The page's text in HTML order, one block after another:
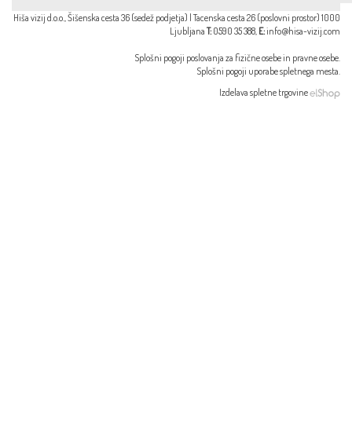
Hiša vizij d.o.o., Šišenska cesta 36 (sedež podjetja) | Tacenska cesta 26 (poslovni prostor) 1000
Ljubljana T: 0590 35 388, E:info@hisa-vizij.com
Splošni pogoji poslovanja za fizične osebein pravne osebe.
Splošni pogoji uporabe spletnega mesta.
Izdelava spletne trgovine